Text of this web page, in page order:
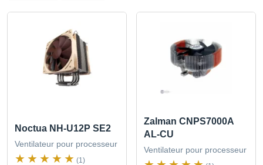
Noctua NH-U12P SE2
Ventilateur pour processeur
(1)
Zalman CNPS7000A
AL-CU
Ventilateur pour processeur